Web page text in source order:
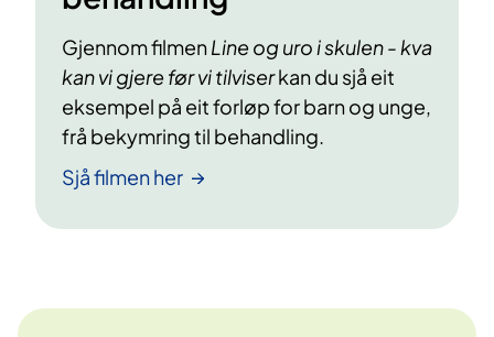
Gjennom filmenLine og uro i skulen - kva
kan vi gjere før vi tilviserkan du sjå eit
eksempel på eit forløp for barn og unge,
frå bekymring til behandling.
Sjå filmen her